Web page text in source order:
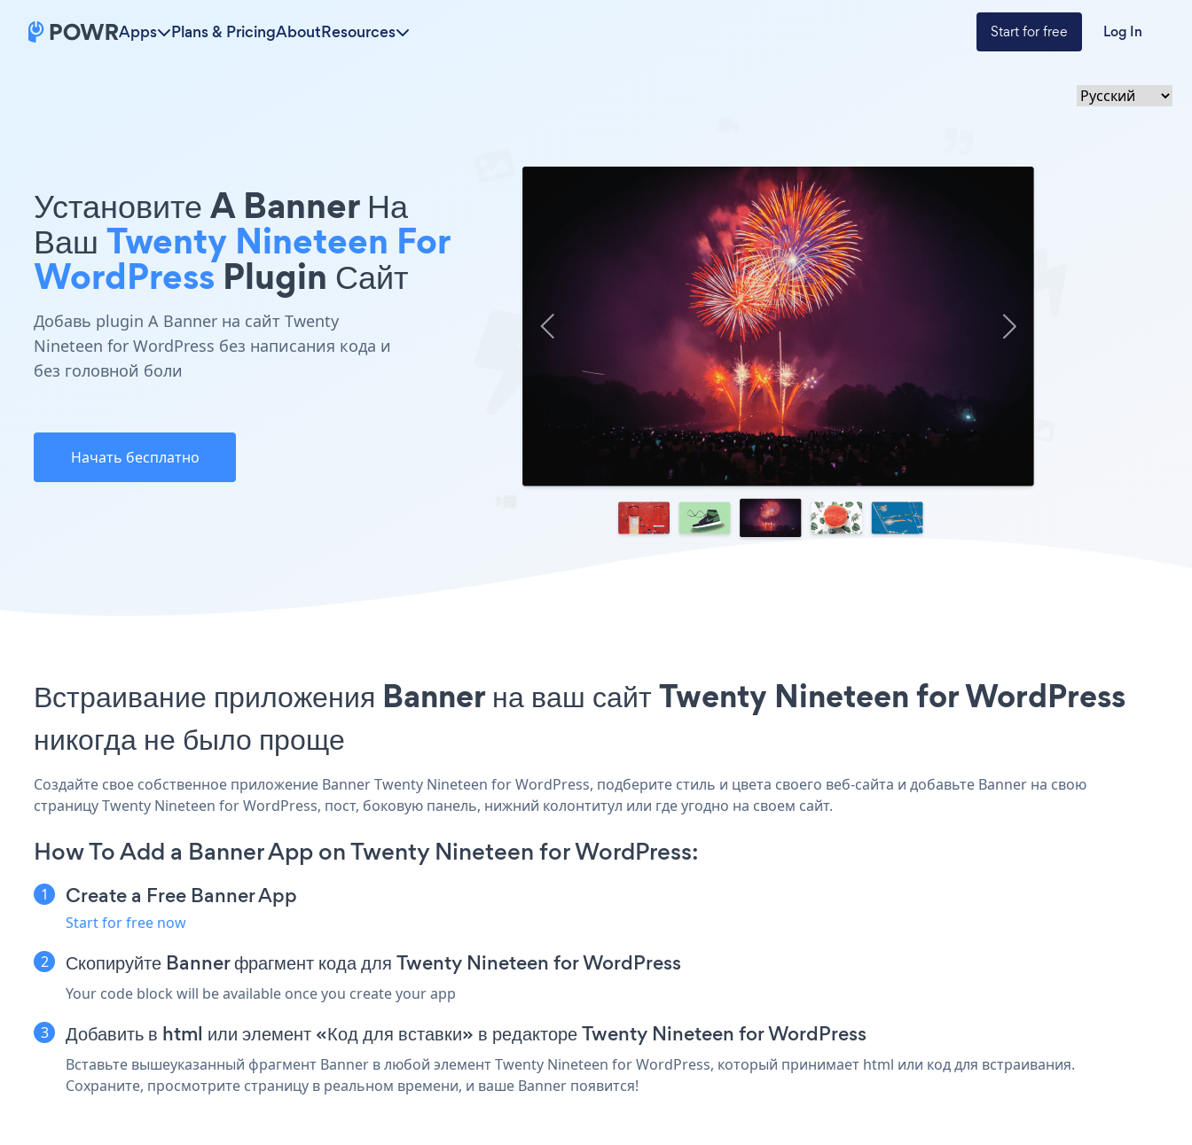
Apps Plans & PricingAboutResources Start for free Log In
Установите A Banner На
ВашTwenty Nineteen For
WordPressPlugin Сайт
Добавь plugin A Banner на сайт Twenty
Nineteen for WordPress без написания кода и
без головной боли
Начать бесплатно
Встраивание приложения Banner на ваш сайт Twenty Nineteen for WordPress
никогда не было проще
Создайте свое собственное приложение Banner Twenty Nineteen for WordPress, подберите стиль и цвета своего веб-сайта и добавьте Banner на свою
страницу Twenty Nineteen for WordPress, пост, боковую панель, нижний колонтитул или где угодно на своем сайт.
How To Add a Banner App on Twenty Nineteen for WordPress:
Create a Free Banner App
Start for free now
Скопируйте Banner фрагмент кода для Twenty Nineteen for WordPress
Your code block will be available once you create your app
Добавить в html или элемент «Код для вставки» в редакторе Twenty Nineteen for WordPress
Вставьте вышеуказанный фрагмент Banner в любой элемент Twenty Nineteen for WordPress, который принимает html или код для встраивания.
Сохраните, просмотрите страницу в реальном времени, и ваше Banner появится!